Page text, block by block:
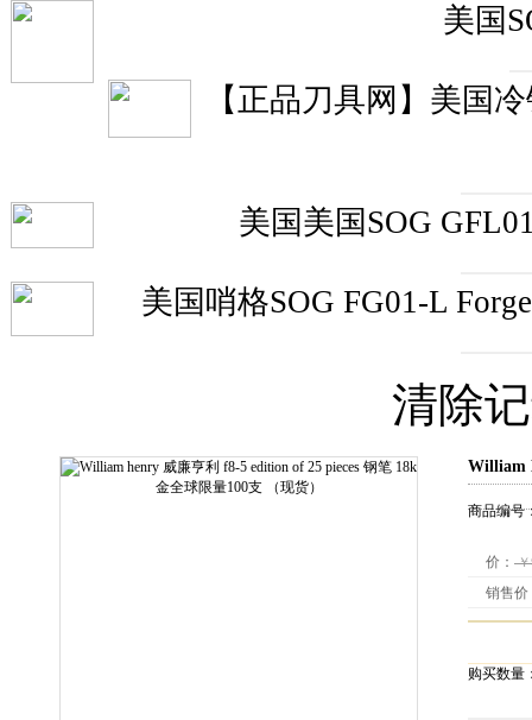
美国
【正品刀具网】美国
美国美国SOG
美国哨格SOG FG01-L
清除
William
商品编号
价： ￥
销售价
购买数量